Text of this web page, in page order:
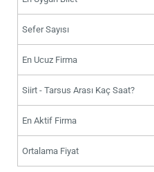
Sefer Sayısı
En Ucuz Firma
Siirt - Tarsus Arası Kaç Saat?
En Aktif Firma
Ortalama Fiyat